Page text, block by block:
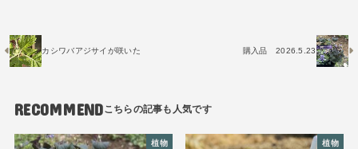
カシワバアジサイが咲いた 購入品 2026.5.23
RECOMMEND
植物 植物